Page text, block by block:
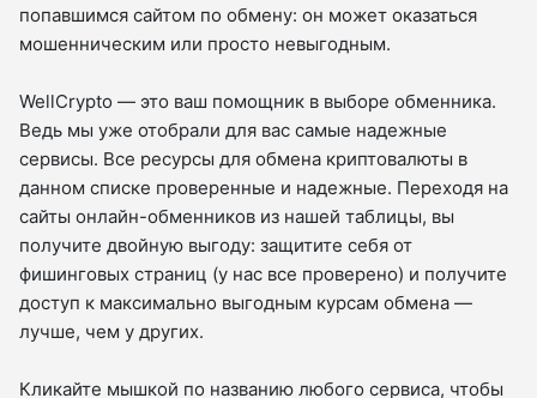
попавшимся сайтом по обмену: он может оказаться
мошенническим или просто невыгодным.
WellCrypto — это ваш помощник в выборе обменника.
Ведь мы уже отобрали для вас самые надежные
сервисы. Все ресурсы для обмена криптовалюты в
данном списке проверенные и надежные. Переходя на
сайты онлайн-обменников из нашей таблицы, вы
получите двойную выгоду: защитите себя от
фишинговых страниц (у нас все проверено) и получите
доступ к максимально выгодным курсам обмена —
лучше, чем у других.
Кликайте мышкой по названию любого сервиса, чтобы